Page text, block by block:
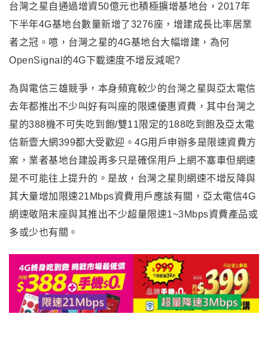
台灣之星自通過增資50億元也積極擴增基地台，2017年
下半年4G基地台數量新增了3276座，增建成長比率居業
者之冠。噫，台灣之星的4G基地台大幅增建，為何
OpenSignal的4G下載速度不增反減呢?
為與電信三雄競爭，本身頻寬較少的台灣之星與亞太電信
去年都推出不少叫好有叫座的限速優惠資費，其中台灣之
星的388機不可失吃到飽/雙11限定的188吃到飽及亞太電
信新壹大網399都大受歡迎。4G用戶申辦多是限速資費方
案，業者基地台建設再多只是確保用戶上網不塞車但網速
是不可能往上提升的。是故，台灣之星則網速不增反降與
其大量增加限速21Mbps資費用戶應該有關，亞太電信4G
網速敬陪末座與其推出不少超量限速1~3Mbps資費產品或
多或少也有關。